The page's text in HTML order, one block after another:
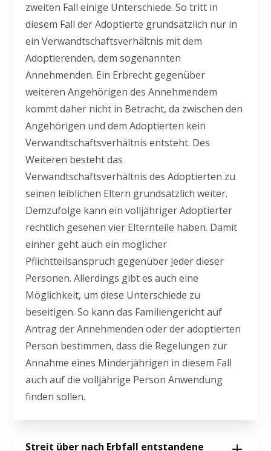
zweiten Fall einige Unterschiede. So tritt in
diesem Fall der Adoptierte grundsätzlich nur in
ein Verwandtschaftsverhältnis mit dem
Adoptierenden, dem sogenannten
Annehmenden. Ein Erbrecht gegenüber
weiteren Angehörigen des Annehmendem
kommt daher nicht in Betracht, da zwischen den
Angehörigen und dem Adoptierten kein
Verwandtschaftsverhältnis entsteht. Des
Weiteren besteht das
Verwandtschaftsverhältnis des Adoptierten zu
seinen leiblichen Eltern grundsätzlich weiter.
Demzufolge kann ein volljähriger Adoptierter
rechtlich gesehen vier Elternteile haben. Damit
einher geht auch ein möglicher
Pflichtteilsanspruch gegenüber jeder dieser
Personen. Allerdings gibt es auch eine
Möglichkeit, um diese Unterschiede zu
beseitigen. So kann das Familiengericht auf
Antrag der Annehmenden oder der adoptierten
Person bestimmen, dass die Regelungen zur
Annahme eines Minderjährigen in diesem Fall
auch auf die volljährige Person Anwendung
finden sollen.
Streit über nach Erbfall entstandene